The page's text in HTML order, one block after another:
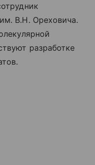
В.Н. Ореховича.
разработке